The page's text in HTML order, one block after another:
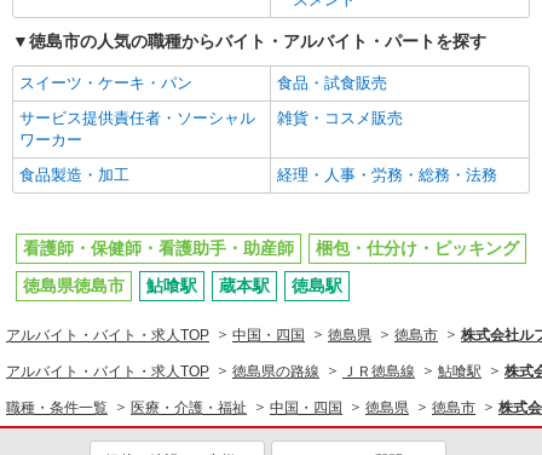
徳島市の人気の職種からバイト・アルバイト・パートを探す
スイーツ・ケーキ・パン
食品・試食販売
サービス提供責任者・ソーシャル
ワーカー
雑貨・コスメ販売
食品製造・加工 経理・人事・労務・総務・法務
看護師・保健師・看護助手・助産師
梱包・仕分け・ピッキング
徳島県徳島市
鮎喰駅 蔵本駅 徳島駅
アルバイト・バイト・求人TOP 中国・四国 徳島県 徳島市 株式会社ル
アルバイト・バイト・求人TOP 徳島県の路線 ＪＲ徳島線 鮎喰駅 株式
職種・条件一覧 医療・介護・福祉 中国・四国 徳島県 徳島市 株式